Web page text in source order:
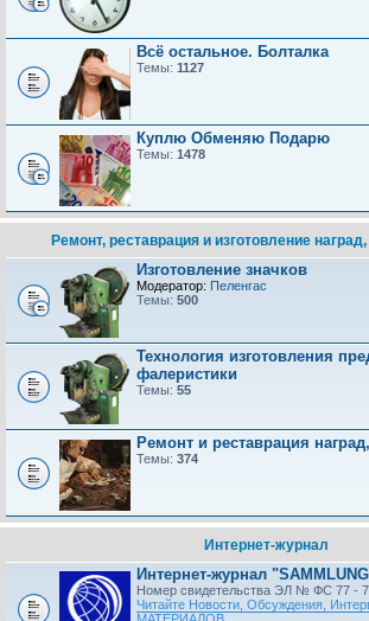
Всё остальное. Болталка
Темы: 1127
Куплю Обменяю Подарю
Темы: 1478
Ремонт, реставрация и изготовление
Изготовление значков
Модератор: Пеленгас
Темы: 500
Технология изготовления
фалеристики
Темы: 55
Ремонт и реставрация
Темы: 374
Интернет-журнал
Интернет-журнал
Номер свидетельства ЭЛ № ФС 77 -
Читайте Новости, Обсуждения,